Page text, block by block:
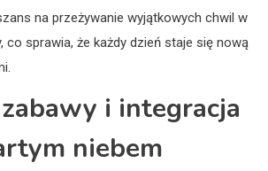
na przeżywanie wyjątkowych chwil w
co sprawia, że każdy dzień staje się nową
i integracja
niebem